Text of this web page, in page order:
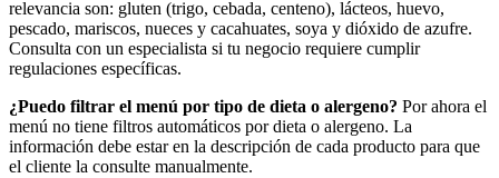
relevancia son: gluten (trigo, cebada, centeno), lácteos, huevo,
pescado, mariscos, nueces y cacahuates, soya y dióxido de azufre.
Consulta con un especialista si tu negocio requiere cumplir
regulaciones específicas.
¿Puedo filtrar el menú por tipo de dieta o alergeno? Por ahora el
menú no tiene filtros automáticos por dieta o alergeno. La
información debe estar en la descripción de cada producto para que
el cliente la consulte manualmente.